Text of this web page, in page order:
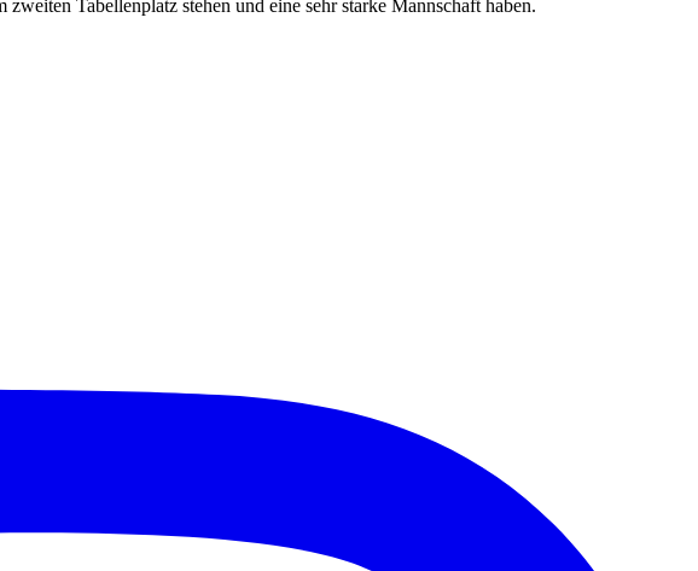
zweiten Tabellenplatz stehen und eine sehr starke Mannschaft haben.